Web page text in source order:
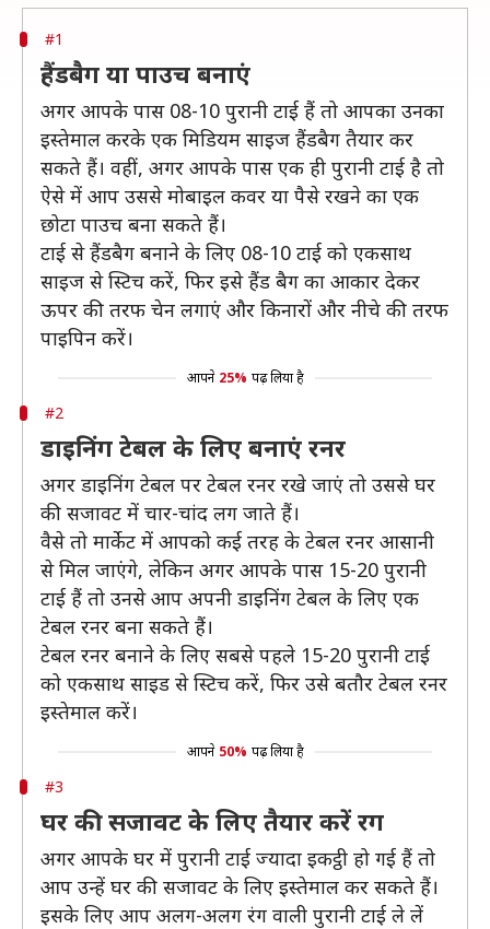
#1
हैंडबैग या पाउच बनाएं
अगर आपके पास 08-10 पुरानी टाई हैं तो आपका उनका
इस्तेमाल करके एक मिडियम साइज हैंडबैग तैयार कर
सकते हैं। वहीं, अगर आपके पास एक ही पुरानी टाई है तो
ऐसे में आप उससे मोबाइल कवर या पैसे रखने का एक
छोटा पाउच बना सकते हैं।
टाई से हैंडबैग बनाने के लिए 08-10 टाई को एकसाथ
साइज से स्टिच करें, फिर इसे हैंड बैग का आकार देकर
ऊपर की तरफ चेन लगाएं और किनारों और नीचे की तरफ
पाइपिन करें।
आपने 25% पढ़ लिया है
#2
डाइनिंग टेबल के लिए बनाएं रनर
अगर डाइनिंग टेबल पर टेबल रनर रखे जाएं तो उससे घर
की सजावट में चार-चांद लग जाते हैं।
वैसे तो मार्केट में आपको कई तरह के टेबल रनर आसानी
से मिल जाएंगे, लेकिन अगर आपके पास 15-20 पुरानी
टाई हैं तो उनसे आप अपनी डाइनिंग टेबल के लिए एक
टेबल रनर बना सकते हैं।
टेबल रनर बनाने के लिए सबसे पहले 15-20 पुरानी टाई
को एकसाथ साइड से स्टिच करें, फिर उसे बतौर टेबल रनर
इस्तेमाल करें।
आपने 50% पढ़ लिया है
#3
घर की सजावट के लिए तैयार करें रग
अगर आपके घर में पुरानी टाई ज्यादा इकट्ठी हो गई हैं तो
आप उन्हें घर की सजावट के लिए इस्तेमाल कर सकते हैं।
इसके लिए आप अलग-अलग रंग वाली पुरानी टाई ले लें